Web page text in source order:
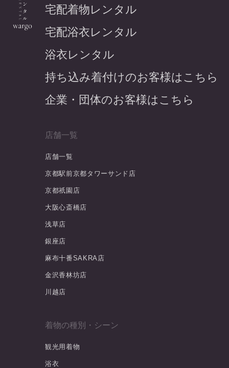
宅配着物レンタル
宅配浴衣レンタル
浴衣レンタル
持ち込み着付けのお客様はこちら
企業・団体のお客様はこちら
店舗一覧
店舗一覧
京都駅前京都タワーサンド店
京都祇園店
大阪心斎橋店
浅草店
銀座店
麻布十番SAKRA店
金沢香林坊店
川越店
着物の種別・シーン
観光用着物
浴衣